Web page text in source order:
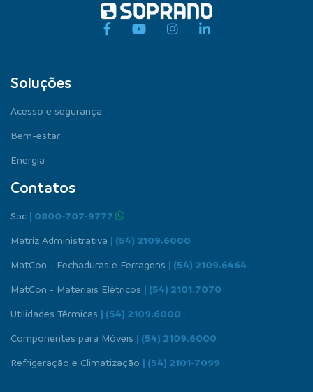
Soluções
Acesso e segurança
Bem-estar
Energia
Contatos
Sac | 0800-707-9777
Matriz Administrativa | (54) 2109.6000
MatCon - Fechaduras e Ferragens | (54) 2109.6464
MatCon - Materiais Elétricos | (54) 2101.7070
Utilidades Térmicas | (54) 2109.6000
Componentes para Móveis | (54) 2109.6000
Refrigeração e Climatização | (54) 2101-7099